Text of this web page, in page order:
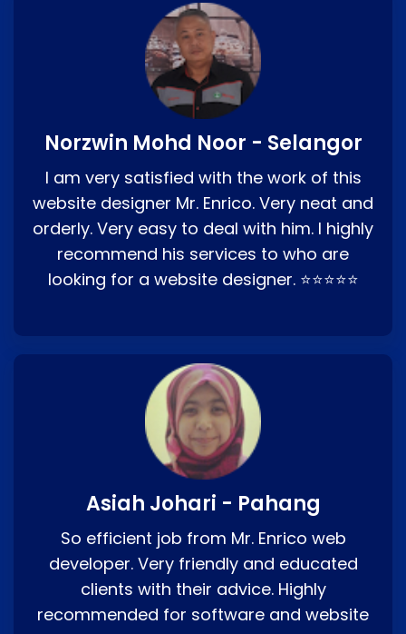
Norzwin Mohd Noor - Selangor
I am very satisfied with the work of this
website designer Mr. Enrico. Very neat and
orderly. Very easy to deal with him. I highly
recommend his services to who are
looking for a website designer. ⭐⭐⭐⭐⭐
Asiah Johari - Pahang
So efficient job from Mr. Enrico web
developer. Very friendly and educated
clients with their advice. Highly
recommended for software and website